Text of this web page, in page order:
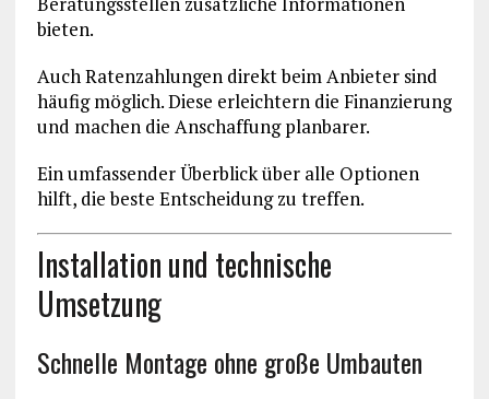
bieten.
Auch Ratenzahlungen direkt beim Anbieter sind
häufig möglich. Diese erleichtern die Finanzierung
und machen die Anschaffung planbarer.
Ein umfassender Überblick über alle Optionen
hilft, die beste Entscheidung zu treffen.
Installation und technische
Umsetzung
Schnelle Montage ohne große Umbauten